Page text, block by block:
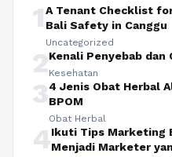
1A Tenant Checklist
Bali Safety in Canggu
Uncategorized
2Kenali Penyebab
Kesehatan
34 Jenis Obat Herbal
BPOM
Obat Herbal
4Ikuti Tips Marketing
Menjadi Marketer